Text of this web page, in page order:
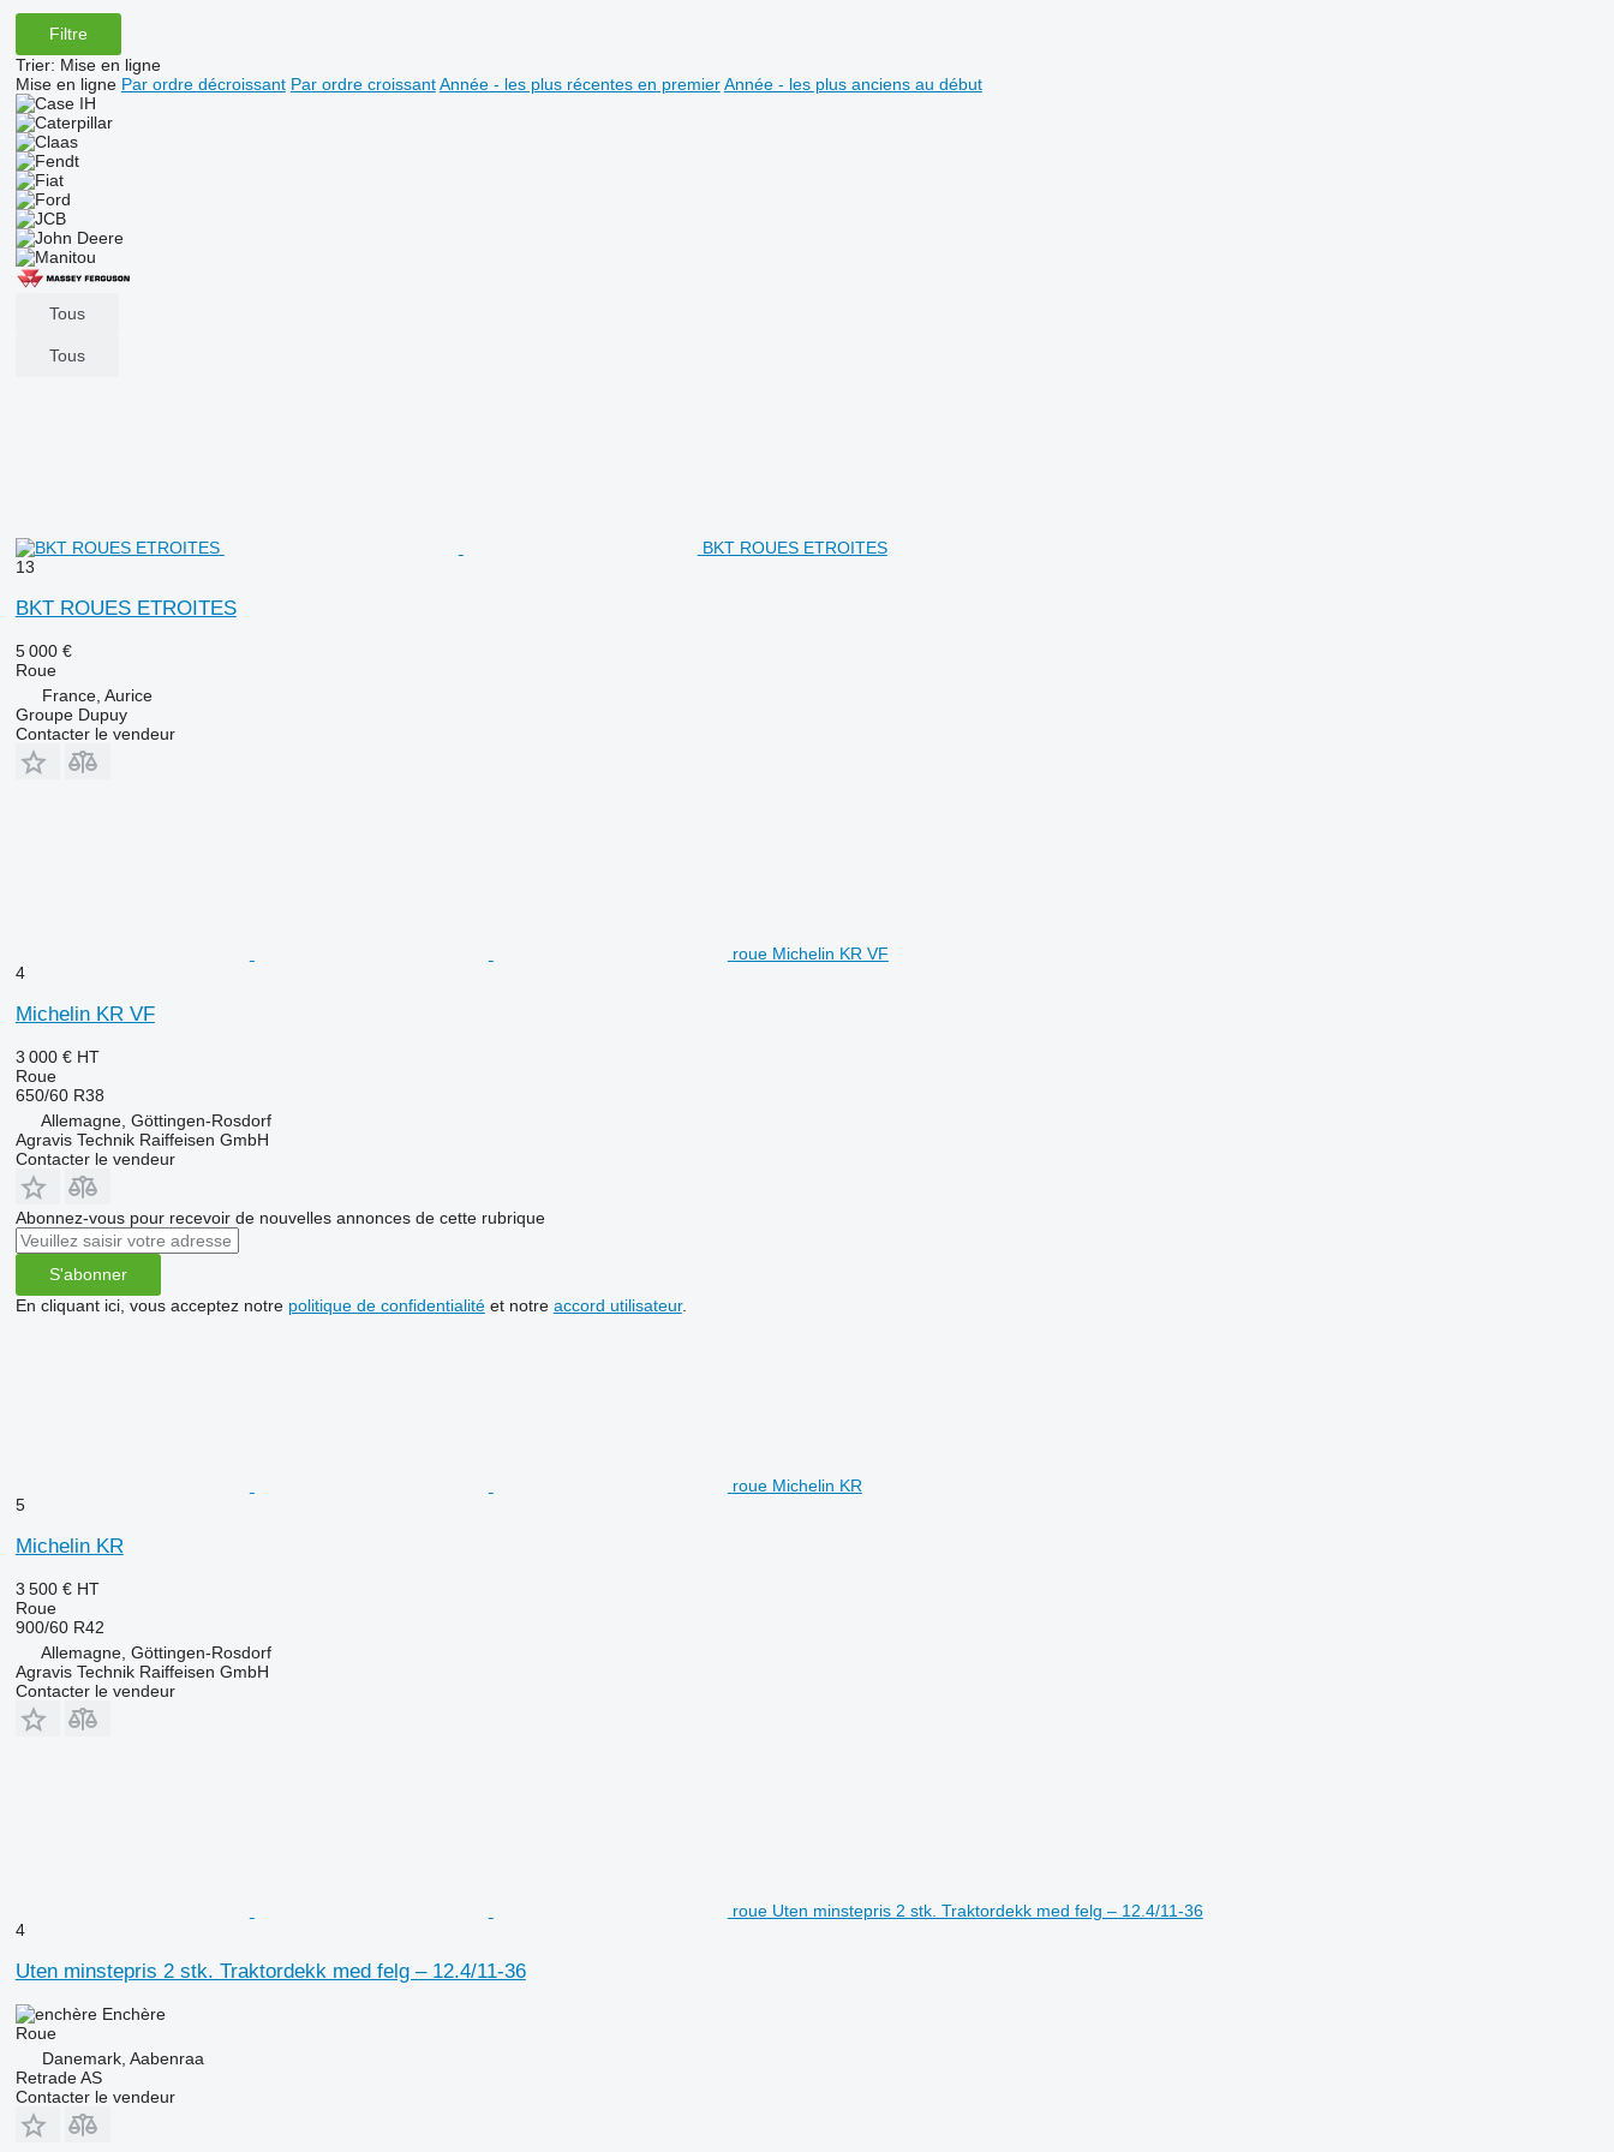
Filtre
Trier: Mise en ligne
Mise en ligne Par ordre décroissant Par ordre croissant Année - les plus récentes en premier Année - les plus anciens au début
Tous
Tous
BKT ROUES ETROITES
13
BKT ROUES ETROITES
5 000 €
Roue
France, Aurice
Groupe Dupuy
Contacter le vendeur
roue Michelin KR VF
4
Michelin KR VF
3 000 € HT
Roue
650/60 R38
Allemagne, Göttingen-Rosdorf
Agravis Technik Raiffeisen GmbH
Contacter le vendeur
Abonnez-vous pour recevoir de nouvelles annonces de cette rubrique
S'abonner
En cliquant ici, vous acceptez notre politique de confidentialitéet notre accord utilisateur.
roue Michelin KR
5
Michelin KR
3 500 € HT
Roue
900/60 R42
Allemagne, Göttingen-Rosdorf
Agravis Technik Raiffeisen GmbH
Contacter le vendeur
roue Uten minstepris 2 stk. Traktordekk med felg – 12.4/11-36
4
Uten minstepris 2 stk. Traktordekk med felg – 12.4/11-36
Enchère
Roue
Danemark, Aabenraa
Retrade AS
Contacter le vendeur